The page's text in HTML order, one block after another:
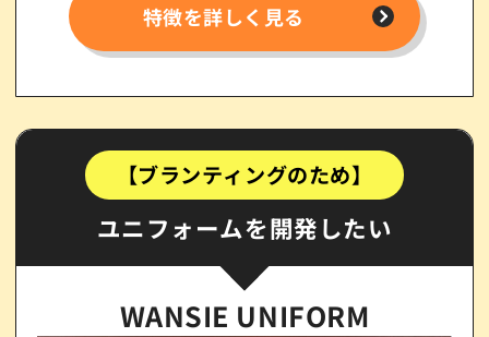
特徴を詳しく見る
【ブランティングのため】
ユニフォームを開発したい
WANSIE UNIFORM